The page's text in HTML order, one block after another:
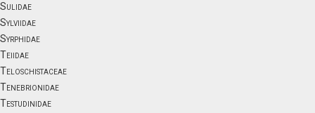
Sulidae
Sylviidae
Syrphidae
Teiidae
Teloschistaceae
Tenebrionidae
Testudinidae